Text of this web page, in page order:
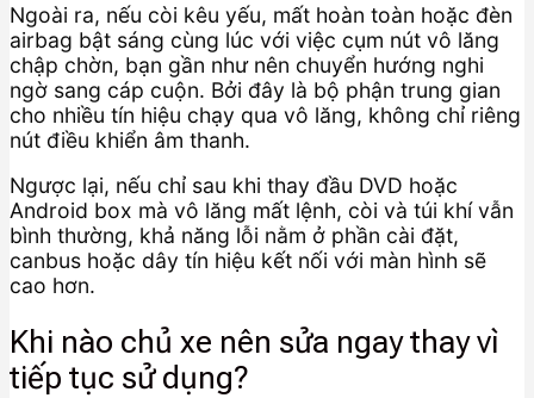
Ngoài ra, nếu còi kêu yếu, mất hoàn toàn hoặc đèn
airbag bật sáng cùng lúc với việc cụm nút vô lăng
chập chờn, bạn gần như nên chuyển hướng nghi
ngờ sang cáp cuộn. Bởi đây là bộ phận trung gian
cho nhiều tín hiệu chạy qua vô lăng, không chỉ riêng
nút điều khiển âm thanh.
Ngược lại, nếu chỉ sau khi thay đầu DVD hoặc
Android box mà vô lăng mất lệnh, còi và túi khí vẫn
bình thường, khả năng lỗi nằm ở phần cài đặt,
canbus hoặc dây tín hiệu kết nối với màn hình sẽ
cao hơn.
Khi nào chủ xe nên sửa ngay thay vì
tiếp tục sử dụng?